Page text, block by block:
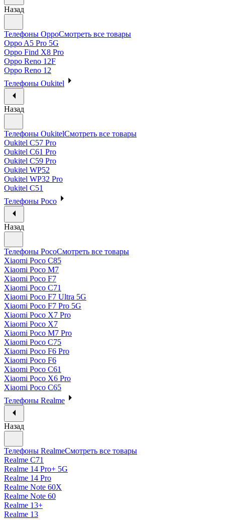
Назад
Телефоны OppoСмотреть все товары
Oppo A5 Pro 5G
Oppo Find X8 Pro
Oppo Reno 12F
Oppo Reno 12
Телефоны Oukitel
Назад
Телефоны OukitelСмотреть все товары
Oukitel C57 Pro
Oukitel C61 Pro
Oukitel C59 Pro
Oukitel WP52
Oukitel WP32 Pro
Oukitel C51
Телефоны Poco
Назад
Телефоны PocoСмотреть все товары
Xiaomi Poco C85
Xiaomi Poco M7
Xiaomi Poco F7
Xiaomi Poco C71
Xiaomi Poco F7 Ultra 5G
Xiaomi Poco F7 Pro 5G
Xiaomi Poco X7 Pro
Xiaomi Poco X7
Xiaomi Poco M7 Pro
Xiaomi Poco C75
Xiaomi Poco F6 Pro
Xiaomi Poco F6
Xiaomi Poco C61
Xiaomi Poco X6 Pro
Xiaomi Poco C65
Телефоны Realme
Назад
Телефоны RealmeСмотреть все товары
Realme C71
Realme 14 Pro+ 5G
Realme 14 Pro
Realme Note 60X
Realme Note 60
Realme 13+
Realme 13